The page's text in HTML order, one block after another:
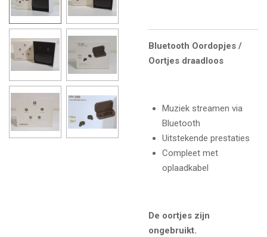
Bluetooth Oordopjes /
Oortjes draadloos
Muziek streamen via
Bluetooth
Uitstekende prestaties
Compleet met
oplaadkabel
De oortjes zijn
ongebruikt.